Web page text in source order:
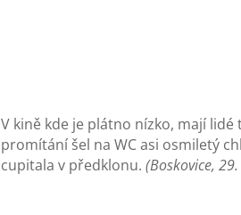
V kině kde je plátno nízko, mají
promítání šel na WC asi osmiletý
cupitala v předklonu. (Boskovice,